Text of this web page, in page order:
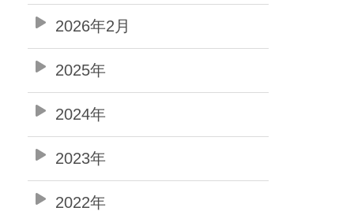
2026年2月
2025年
2024年
2023年
2022年